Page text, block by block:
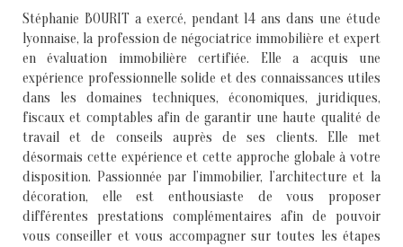
Stéphanie BOURIT a exercé, pendant 14 ans dans une étude
lyonnaise, la profession de négociatrice immobilière et expert
en évaluation immobilière certifiée. Elle a acquis une
expérience professionnelle solide et des connaissances utiles
dans les domaines techniques, économiques, juridiques,
fiscaux et comptables afin de garantir une haute qualité de
travail et de conseils auprès de ses clients. Elle met
désormais cette expérience et cette approche globale à votre
disposition. Passionnée par l’immobilier, l’architecture et la
décoration, elle est enthousiaste de vous proposer
différentes prestations complémentaires afin de pouvoir
vous conseiller et vous accompagner sur toutes les étapes